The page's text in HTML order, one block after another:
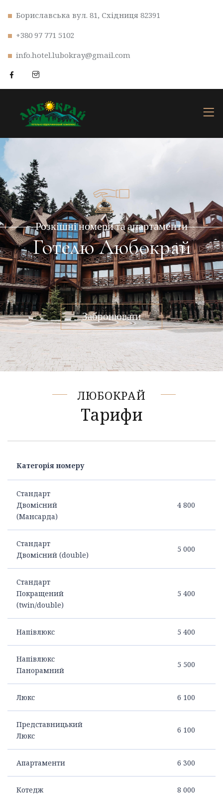
Бориславська вул. 81, Східниця 82391
+380 97 771 5102
info.hotel.lubokray@gmail.com
Розкішні номери та апартаменти
Готелю Любокрай
Забронювати
ЛЮБОКРАЙ
Тарифи
Категорія номеру
Стандарт
Двомісний
(Мансарда)
4 800
Стандарт
Двомісний (double)
5 000
Стандарт
Покращений
(twin/double)
5 400
Напівлюкс 5 400
Напівлюкс
Панорамний
5 500
Люкс 6 100
Представницький
Люкс
6 100
Апартаменти 6 300
Котедж 8 000